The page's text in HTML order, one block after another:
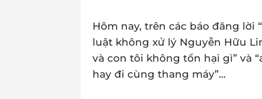
Hôm nay, trên các báo đăng lời
luật không xử lý Nguyễn Hữu
và con tôi không tổn hại gì” và
hay đi cùng thang máy”…